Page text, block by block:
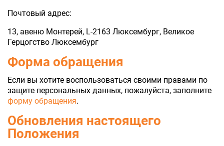
Почтовый адрес:
13, авеню Монтерей, L-2163 Люксембург, Великое
Герцогство Люксембург
Форма обращения
Если вы хотите воспользоваться своими правами по
защите персональных данных, пожалуйста, заполните
форму обращения.
Обновления настоящего
Положения